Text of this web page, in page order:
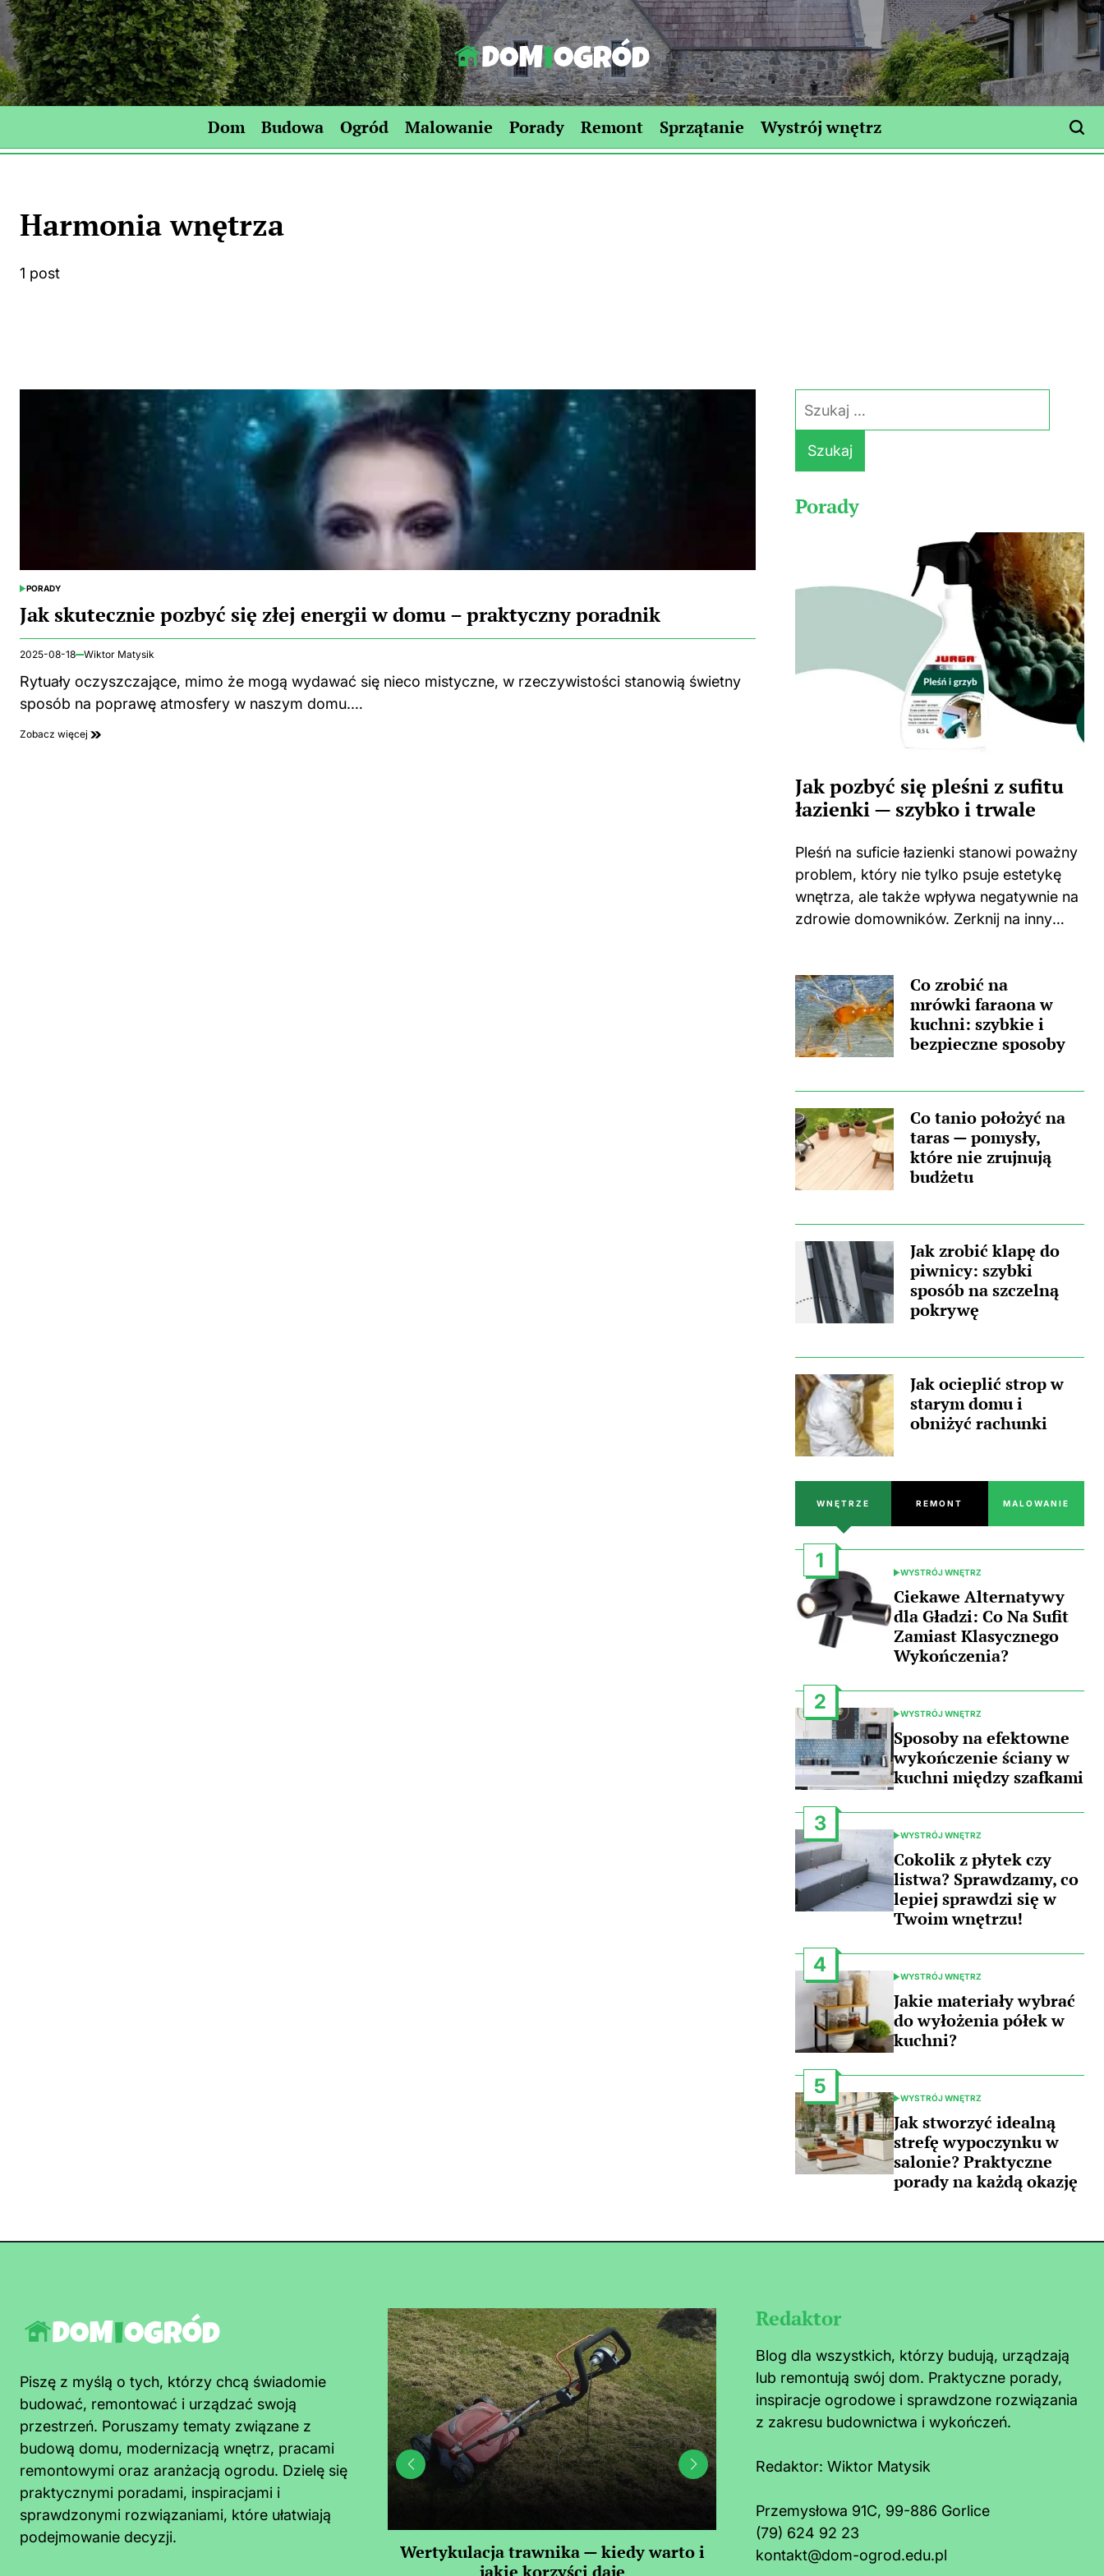
Skip
to
content
Dom-
Ogród.edu.pl
Dom Budowa Ogród Malowanie Porady Remont Sprzątanie Wystrój wnętrz
Harmonia wnętrza
1 post
POSTED
PORADY
Jak skutecznie pozbyć się złej energii w domu – praktyczny poradnik
2025-08-18 Wiktor Matysik
Rytuały oczyszczające, mimo że mogą wydawać się nieco mistyczne, w rzeczywistości stanowią świetny
sposób na poprawę atmosfery w naszym domu.…
Zobacz więcej
Szukaj:
Porady
Jak pozbyć się pleśni z sufitu
łazienki — szybko i trwale
Pleśń na suficie łazienki stanowi poważny
problem, który nie tylko psuje estetykę
wnętrza, ale także wpływa negatywnie na
zdrowie domowników. Zerknij na inny
ta nieprzyjemna towarzyszka? Główną
przyczyną...
Co zrobić na
mrówki faraona w
kuchni: szybkie i
bezpieczne sposoby
Co tanio położyć na
taras — pomysły,
które nie zrujnują
budżetu
Jak zrobić klapę do
piwnicy: szybki
sposób na szczelną
pokrywę
Jak ocieplić strop w
starym domu i
obniżyć rachunki
WNĘTRZE REMONT MALOWANIE
1
POSTED
IN
WYSTRÓJ WNĘTRZ
Ciekawe Alternatywy
dla Gładzi: Co Na Sufit
Zamiast Klasycznego
Wykończenia?
2
POSTED
IN
WYSTRÓJ WNĘTRZ
Sposoby na efektowne
wykończenie ściany w
kuchni między szafkami
3
POSTED
IN
WYSTRÓJ WNĘTRZ
Cokolik z płytek czy
listwa? Sprawdzamy, co
lepiej sprawdzi się w
Twoim wnętrzu!
4
POSTED
IN
WYSTRÓJ WNĘTRZ
Jakie materiały wybrać
do wyłożenia półek w
kuchni?
5
POSTED
IN
WYSTRÓJ WNĘTRZ
Jak stworzyć idealną
strefę wypoczynku w
salonie? Praktyczne
porady na każdą okazję
Piszę z myślą o tych, którzy chcą świadomie
budować, remontować i urządzać swoją
przestrzeń. Poruszamy tematy związane z
budową domu, modernizacją wnętrz, pracami
remontowymi oraz aranżacją ogrodu. Dzielę się
praktycznymi poradami, inspiracjami i
sprawdzonymi rozwiązaniami, które ułatwiają
podejmowanie decyzji.
Jak pozbyć się pleśni z sufitu łazienki —
Wertykulacja trawnika — kiedy warto i
Co zrobić na mrówki faraona w kuchni:
Redaktor
Blog dla wszystkich, którzy budują, urządzają
lub remontują swój dom. Praktyczne porady,
inspiracje ogrodowe i sprawdzone rozwiązania
z zakresu budownictwa i wykończeń.
Redaktor: Wiktor Matysik
Przemysłowa 91C, 99-886 Gorlice
(79) 624 92 23
kontakt@dom-ogrod.edu.pl